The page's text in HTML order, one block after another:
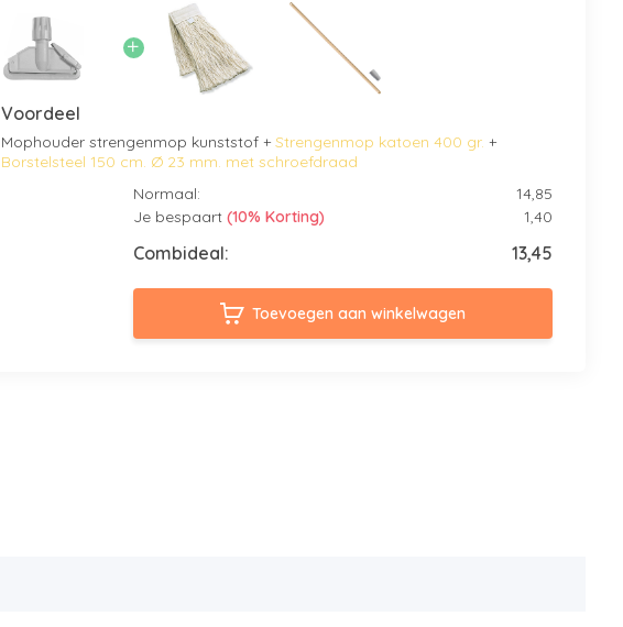
Voordeel
Mophouder strengenmop kunststof + Strengenmop katoen 400 gr. +
Borstelsteel 150 cm. Ø 23 mm. met schroefdraad
Normaal:
14,85
Je bespaart (10% Korting) 1,40
Combideal: 13,45
Toevoegen aan winkelwagen